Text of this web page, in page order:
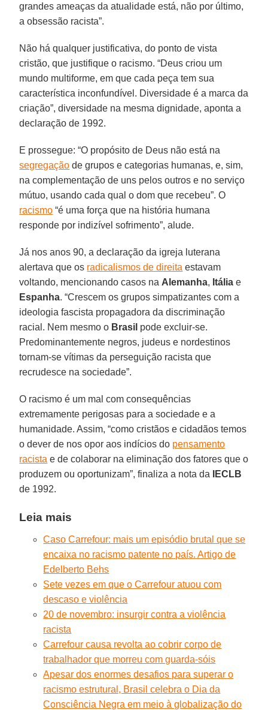
grandes ameaças da atualidade está, não por último,
a obsessão racista”.
Não há qualquer justificativa, do ponto de vista
cristão, que justifique o racismo. “Deus criou um
mundo multiforme, em que cada peça tem sua
característica inconfundível. Diversidade é a marca da
criação”, diversidade na mesma dignidade, aponta a
declaração de 1992.
E prossegue: “O propósito de Deus não está na
segregação de grupos e categorias humanas, e, sim,
na complementação de uns pelos outros e no serviço
mútuo, usando cada qual o dom que recebeu”. O
racismo “é uma força que na história humana
responde por indizível sofrimento”, alude.
Já nos anos 90, a declaração da igreja luterana
alertava que os radicalismos de direita estavam
voltando, mencionando casos na Alemanha, Itália e
Espanha. “Crescem os grupos simpatizantes com a
ideologia fascista propagadora da discriminação
racial. Nem mesmo o Brasil pode excluir-se.
Predominantemente negros, judeus e nordestinos
tornam-se vítimas da perseguição racista que
recrudesce na sociedade”.
O racismo é um mal com consequências
extremamente perigosas para a sociedade e a
humanidade. Assim, “como cristãos e cidadãos temos
o dever de nos opor aos indícios do pensamento
racista e de colaborar na eliminação dos fatores que o
produzem ou oportunizam”, finaliza a nota da
IECLB
de 1992.
Leia mais
Caso Carrefour: mais um episódio brutal que se
encaixa no racismo patente no país. Artigo de
Edelberto Behs
Sete vezes em que o Carrefour atuou com
descaso e violência
20 de novembro: insurgir contra a violência
racista
Carrefour causa revolta ao cobrir corpo de
trabalhador que morreu com guarda-sóis
Apesar dos enormes desafios para superar o
racismo estrutural, Brasil celebra o Dia da
Consciência Negra em meio à globalização do